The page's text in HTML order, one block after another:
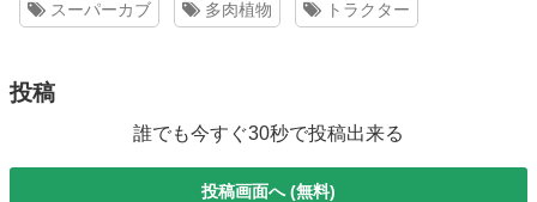
スーパーカブ 多肉植物 トラクター
投稿
誰でも今すぐ30秒で投稿出来る
投稿画面へ (無料)